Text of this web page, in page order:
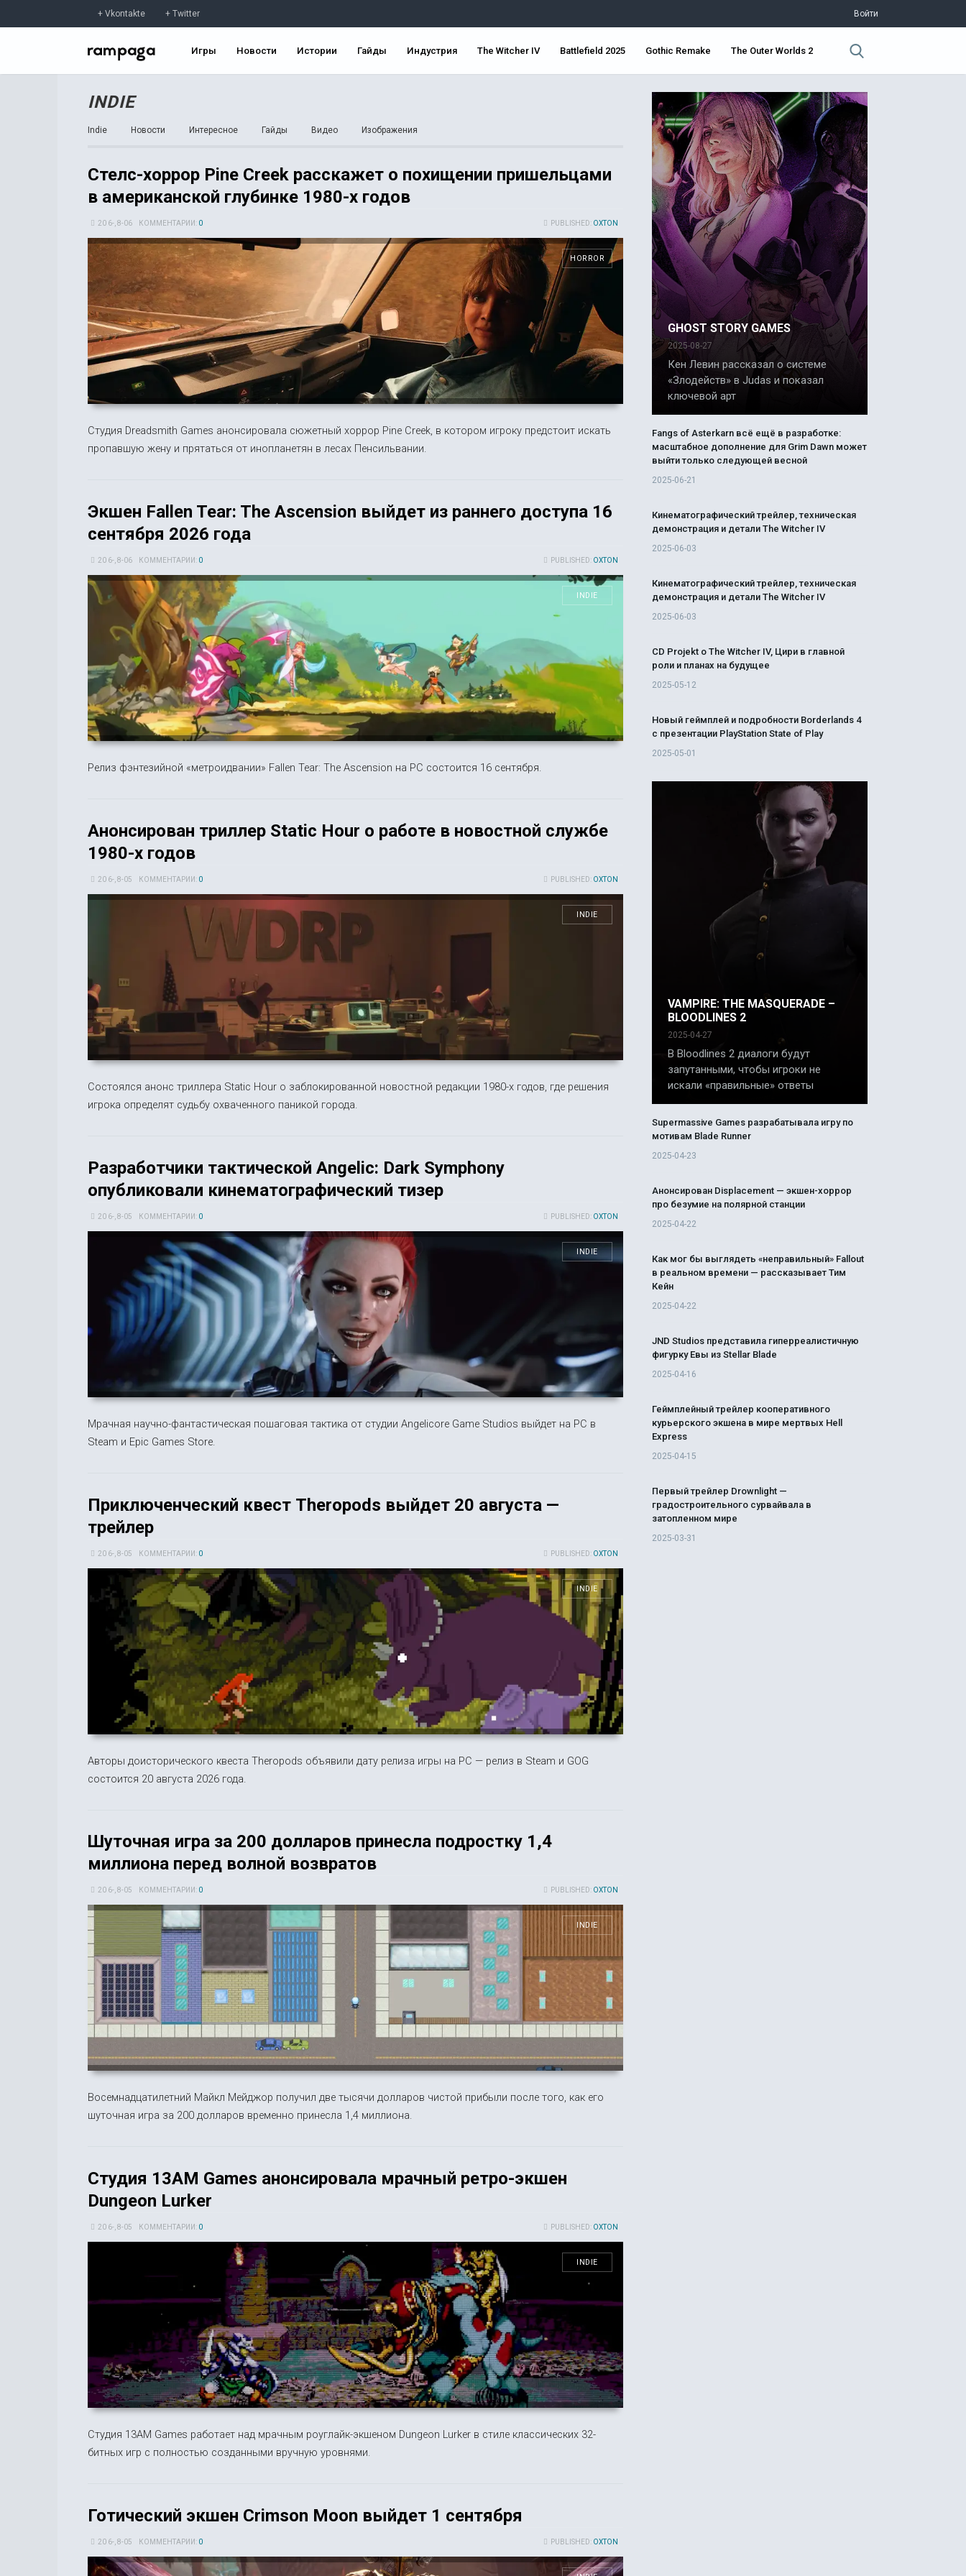
Vkontakte Twitter Войти
Игры Новости Истории Гайды Индустрия The Witcher IV Battlefield 2025 Gothic Remake The Outer Worlds 2
INDIE
Indie Новости Интересное Гайды Видео Изображения
Стелс-хоррор Pine Creek расскажет о похищении пришельцами
в американской глубинке 1980-х годов
PUBLISHED: OXTON
20 6-, 8-06 КОММЕНТАРИИ: 0
HORROR
Студия Dreadsmith Games анонсировала сюжетный хоррор Pine Creek, в котором игроку предстоит искать
пропавшую жену и прятаться от инопланетян в лесах Пенсильвании.
Экшен Fallen Tear: The Ascension выйдет из раннего доступа 16
сентября 2026 года
PUBLISHED: OXTON
20 6-, 8-06 КОММЕНТАРИИ: 0
INDIE
Релиз фэнтезийной «метроидвании» Fallen Tear: The Ascension на PC состоится 16 сентября.
Анонсирован триллер Static Hour о работе в новостной службе
1980-х годов
PUBLISHED: OXTON
20 6-, 8-05 КОММЕНТАРИИ: 0
INDIE
Состоялся анонс триллера Static Hour о заблокированной новостной редакции 1980-х годов, где решения
игрока определят судьбу охваченного паникой города.
Разработчики тактической Angelic: Dark Symphony
опубликовали кинематографический тизер
PUBLISHED: OXTON
20 6-, 8-05 КОММЕНТАРИИ: 0
INDIE
Мрачная научно-фантастическая пошаговая тактика от студии Angelicore Game Studios выйдет на PC в
Steam и Epic Games Store.
Приключенческий квест Theropods выйдет 20 августа —
трейлер
PUBLISHED: OXTON
20 6-, 8-05 КОММЕНТАРИИ: 0
INDIE
Авторы доисторического квеста Theropods объявили дату релиза игры на PC — релиз в Steam и GOG
состоится 20 августа 2026 года.
Шуточная игра за 200 долларов принесла подростку 1,4
миллиона перед волной возвратов
PUBLISHED: OXTON
20 6-, 8-05 КОММЕНТАРИИ: 0
INDIE
Восемнадцатилетний Майкл Мейджор получил две тысячи долларов чистой прибыли после того, как его
шуточная игра за 200 долларов временно принесла 1,4 миллиона.
Студия 13AM Games анонсировала мрачный ретро-экшен
Dungeon Lurker
PUBLISHED: OXTON
20 6-, 8-05 КОММЕНТАРИИ: 0
INDIE
Студия 13AM Games работает над мрачным роуглайк-экшеном Dungeon Lurker в стиле классических 32-
битных игр с полностью созданными вручную уровнями.
Готический экшен Crimson Moon выйдет 1 сентября
PUBLISHED: OXTON
20 6-, 8-05 КОММЕНТАРИИ: 0
GHOST STORY GAMES
2025-08-27
Кен Левин рассказал о системе
«Злодейств» в Judas и показал
ключевой арт
Fangs of Asterkarn всё ещё в разработке:
масштабное дополнение для Grim Dawn может
выйти только следующей весной
2025-06-21
Кинематографический трейлер, техническая
демонстрация и детали The Witcher IV
2025-06-03
Кинематографический трейлер, техническая
демонстрация и детали The Witcher IV
2025-06-03
CD Projekt о The Witcher IV, Цири в главной
роли и планах на будущее
2025-05-12
Новый геймплей и подробности Borderlands 4
с презентации PlayStation State of Play
2025-05-01
VAMPIRE: THE MASQUERADE –
BLOODLINES 2
2025-04-27
В Bloodlines 2 диалоги будут
запутанными, чтобы игроки не
искали «правильные» ответы
Supermassive Games разрабатывала игру по
мотивам Blade Runner
2025-04-23
Анонсирован Displacement — экшен-хоррор
про безумие на полярной станции
2025-04-22
Как мог бы выглядеть «неправильный» Fallout
в реальном времени — рассказывает Тим
Кейн
2025-04-22
JND Studios представила гиперреалистичную
фигурку Евы из Stellar Blade
2025-04-16
Геймплейный трейлер кооперативного
курьерского экшена в мире мертвых Hell
Express
2025-04-15
Первый трейлер Drownlight —
градостроительного сурвайвала в
затопленном мире
2025-03-31